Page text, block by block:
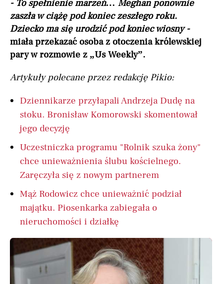
- To spełnienie marzeń… Meghan ponownie
zaszła w ciążę pod koniec zeszłego roku.
Dziecko ma się urodzić pod koniec wiosny -
miała przekazać osoba z otoczenia królewskiej
pary w rozmowie z „Us Weekly”.
Artykuły polecane przez redakcję Pikio:
Dziennikarze przyłapali Andrzeja Dudę na
stoku. Bronisław Komorowski skomentował
jego decyzję
Uczestniczka programu "Rolnik szuka żony"
chce unieważnienia ślubu kościelnego.
Zaręczyła się z nowym partnerem
Mąż Rodowicz chce unieważnić podział
majątku. Piosenkarka zabiegała o
nieruchomości i działkę